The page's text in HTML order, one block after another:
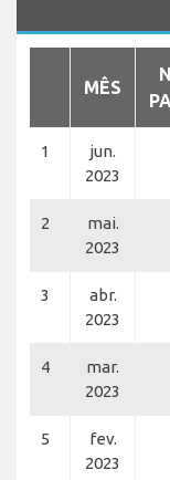
MÊS
1
jun.
2023
2
mai.
2023
3
abr.
2023
4
mar.
2023
5
fev.
2023